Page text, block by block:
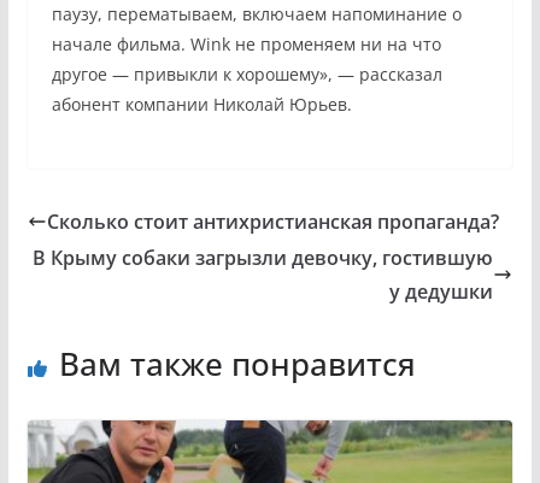
паузу, перематываем, включаем напоминание о
начале фильма. Wink не променяем ни на что
другое — привыкли к хорошему», — рассказал
абонент компании Николай Юрьев.
Сколько стоит антихристианская пропаганда?
В Крыму собаки загрызли девочку, гостившую
у дедушки
Вам также понравится